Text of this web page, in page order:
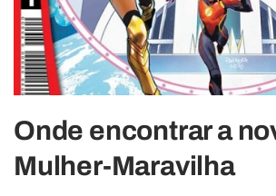
Onde encontrar a
Mulher-Maravilha